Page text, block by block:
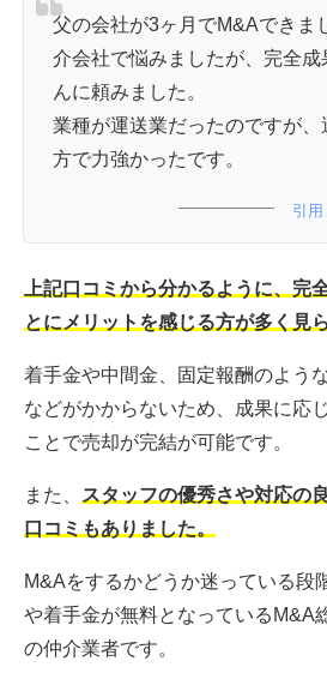
父の会社が3ヶ月でM&Aできま
介会社で悩みましたが、完全成
んに頼みました。
業種が運送業だったのですが
方で力強かったです。
引
上記口コミから分かるように、完
とにメリットを感じる方が多く見
着手金や中間金、固定報酬のよう
などがかからないため、成果に応
ことで売却が完結が可能です。
また、
スタッフの優秀さや対応の
口コミもありました。
M&Aをするかどうか迷っている段
や着手金が無料となっているM&A
の仲介業者です。